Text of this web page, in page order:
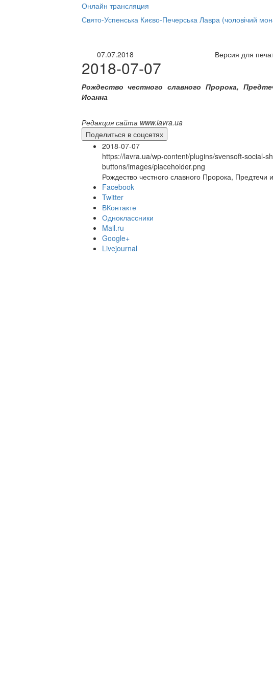
Онлайн трансляция
12 сентября
Свято-Успенська Києво-Печерська Лавра (чоловічий
07.07.2018 Версия для
2018-07-07
Рождество честного славного Пророка,
Иоанна
Редакция сайта www.lavra.ua
Поделиться в соцсетях
2018-07-07
https://lavra.ua/wp-content/plugins/svensoft-social-
buttons/images/placeholder.png
Рождество честного славного Пророка,
Facebook
Twitter
ВКонтакте
Одноклассники
Mail.ru
Google+
Livejournal